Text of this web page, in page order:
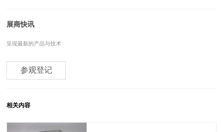
展商快讯
呈现最新的产品与技术
参观登记
相关内容